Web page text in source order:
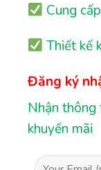
Cung
Thiết kế
Đăng ký
Nhận
khuyến mãi